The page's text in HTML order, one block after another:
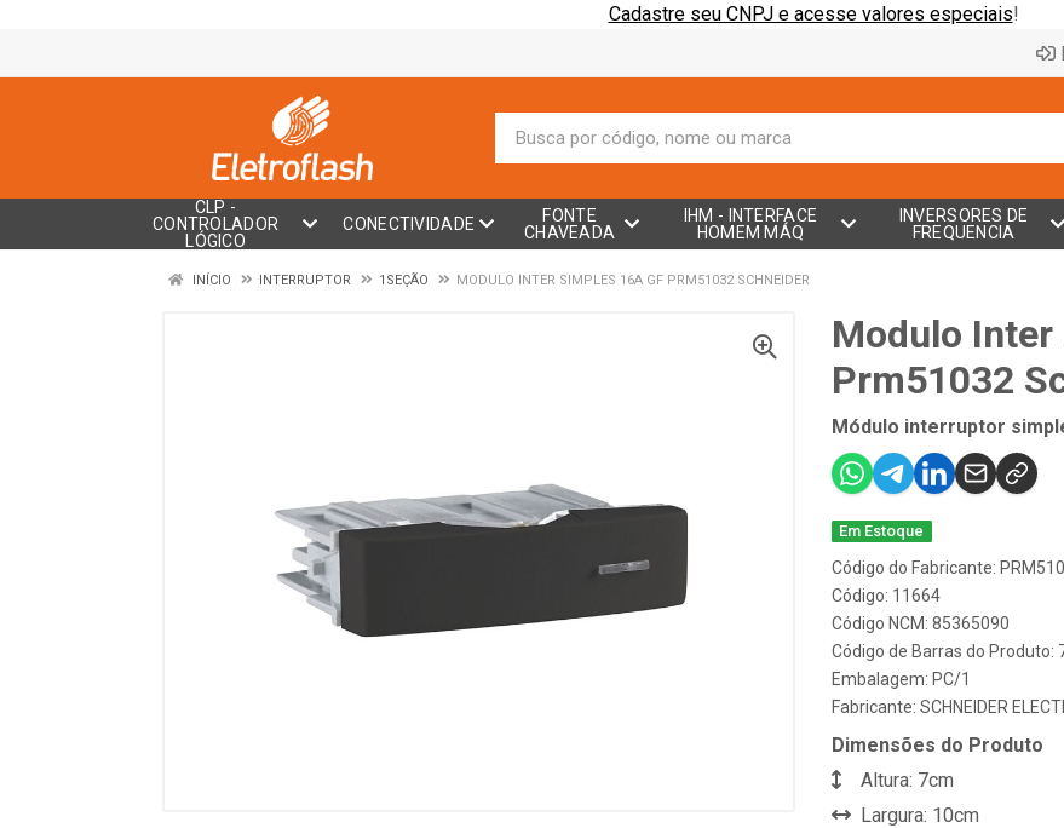
Cadastre seu CNPJ e acesse valores especiais!
CLP -
CONTROLADOR
LÓGICO
CONECTIVIDADE
FONTE
CHAVEADA
IHM - INTERFACE
HOMEM MÁQ
INVERSORES DE
FREQUENCIA
INÍCIO INTERRUPTOR 1SEÇÃO MODULO INTER SIMPLES 16A GF PRM51032 SCHNEIDER
Modulo
Prm51032
Módulo interruptor
Em Estoque
Código do Fabricante:
Código: 11664
Código NCM: 85365090
Código de Barras do Produto:
Embalagem: PC/1
Fabricante: SCHNEIDER
Dimensões do Produto
Altura: 7cm
Largura: 10cm